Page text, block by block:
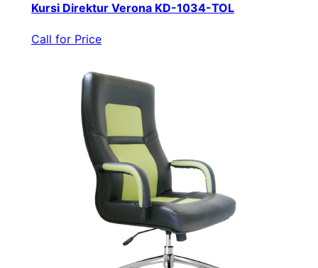
Kursi Direktur Verona KD-1034-TOL
Call for Price